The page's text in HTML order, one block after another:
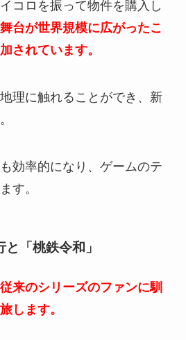
コロを振って物件を購入し
舞台が世界規模に広がったこ
されています。
理に触れることができ、新
効率的になり、ゲームのテ
す。
「桃鉄令和」
従来のシリーズのファンに馴
します。